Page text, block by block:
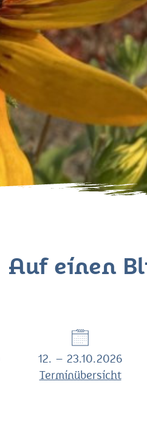
Auf einen
12. – 23.10.2026
Terminübersicht